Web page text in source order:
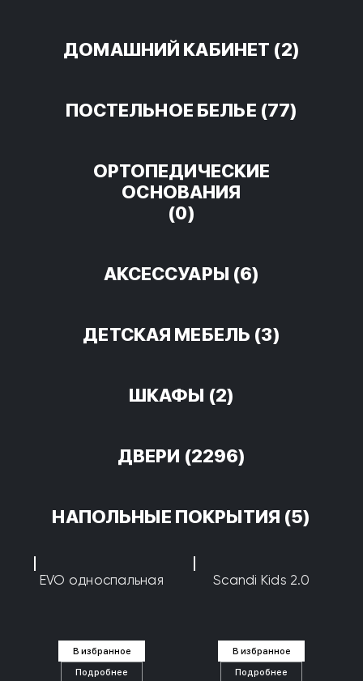
ДОМАШНИЙ КАБИНЕТ (2)
ПОСТЕЛЬНОЕ БЕЛЬЕ (77)
ОРТОПЕДИЧЕСКИЕ
ОСНОВАНИЯ
(0)
АКСЕССУАРЫ (6)
ДЕТСКАЯ МЕБЕЛЬ (3)
ШКАФЫ (2)
ДВЕРИ (2296)
НАПОЛЬНЫЕ ПОКРЫТИЯ (5)
EVO односпальная
В избранное
Подробнее
Scandi Kids 2.0
В избранное
Подробнее